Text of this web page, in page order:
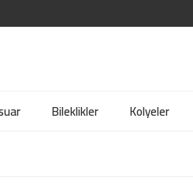
Bileklikler Kolyeler